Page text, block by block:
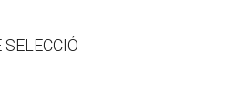
SELECCIÓ